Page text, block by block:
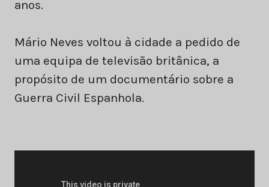
anos.
Mário Neves voltou à cidade a pedido de
uma equipa de televisão britânica, a
propósito de um documentário sobre a
Guerra Civil Espanhola.